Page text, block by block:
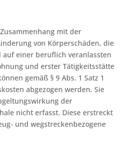
mit der
von Körperschäden, die
einer beruflich veranlassten
und erster Tätigkeitsstätte
gemäß § 9 Abs. 1 Satz 1
abgezogen werden. Sie
der
nicht erfasst. Diese erstreckt
und wegstreckenbezogene